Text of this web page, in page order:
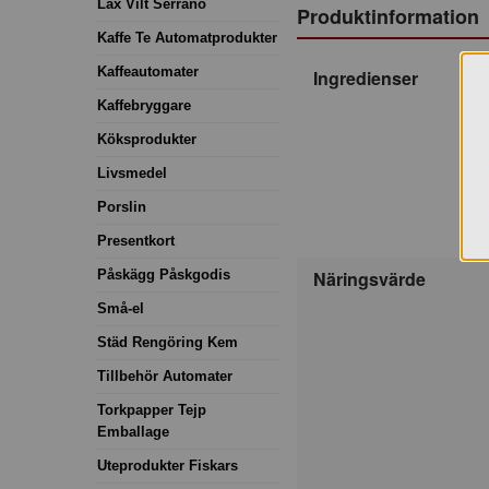
Lax Vilt Serrano
Kaffe Te Automatprodukter
Kaffeautomater
Kaffebryggare
Köksprodukter
Livsmedel
Porslin
Presentkort
Påskägg Påskgodis
Små-el
Städ Rengöring Kem
Tillbehör Automater
Torkpapper Tejp
Emballage
Uteprodukter Fiskars
Produktinformation
Ingredienser
Näringsvärde